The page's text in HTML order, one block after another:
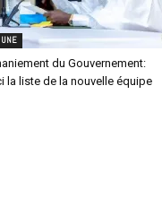
du Gouvernement:
la liste de la nouvelle équipe